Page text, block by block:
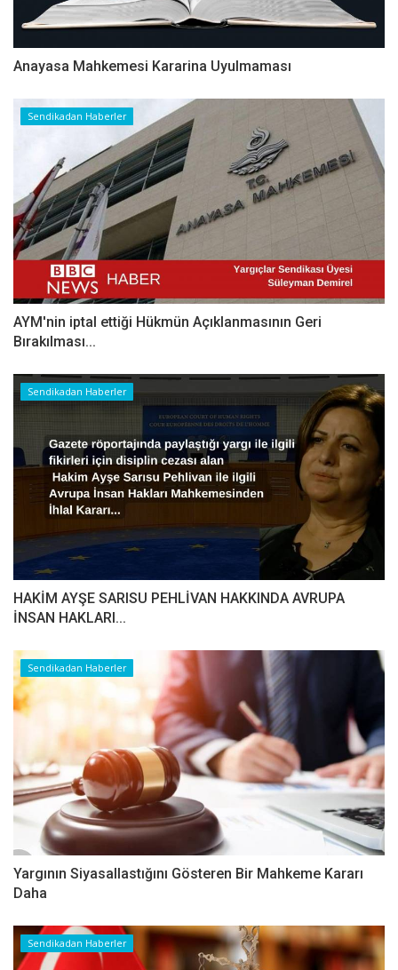
Anayasa Mahkemesi Kararina Uyulmaması
Sendikadan Haberler
AYM'nin iptal ettiği Hükmün Açıklanmasının Geri
Bırakılması...
Sendikadan Haberler
HAKİM AYŞE SARISU PEHLİVAN HAKKINDA AVRUPA
İNSAN HAKLARI...
Sendikadan Haberler
Yargının Siyasallastığını Gösteren Bir Mahkeme Kararı
Daha
Sendikadan Haberler